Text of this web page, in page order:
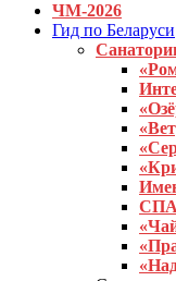
ЧМ-2026
Гид по Беларуси